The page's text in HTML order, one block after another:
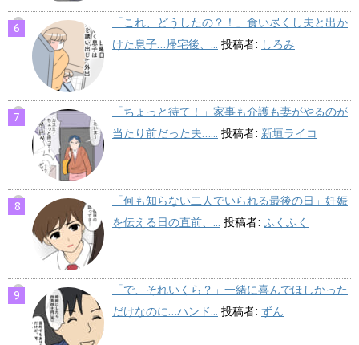
「これ、どうしたの？！」食い尽くし夫と出か
けた息子…帰宅後、... 投稿者: しろみ
「ちょっと待て！」家事も介護も妻がやるのが
当たり前だった夫…... 投稿者: 新垣ライコ
「何も知らない二人でいられる最後の日」妊娠
を伝える日の直前、... 投稿者: ふくふく
「で、それいくら？」一緒に喜んでほしかった
だけなのに…ハンド... 投稿者: ずん